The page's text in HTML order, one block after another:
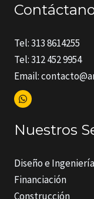
Tel: 313 8614255
Tel: 312 452 9954
Email:
Nuestros
Diseño e Ingeniería
Financiación
Construcción